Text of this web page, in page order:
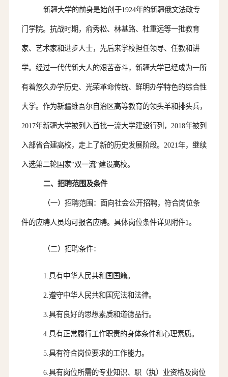
新疆大学的前身是始创于1924年的新疆俄文法政专
门学院。抗战时期，俞秀松、林基路、杜重远等一批教育
家、艺术家和进步人士，先后来学校担任领导、任教和讲
学。经过一代代新大人的艰苦奋斗，新疆大学已经成为一所
有着悠久办学历史、光荣革命传统、鲜明办学特色的综合性
大学。作为新疆维吾尔自治区高等教育的领头羊和排头兵，
2017年新疆大学被列入首批一流大学建设行列，2018年被列
入部省合建高校，走上了新的历史发展阶段。2021年，继续
入选第二轮国家“双一流”建设高校。
二、招聘范围及条件
（一） 招聘范围： 面向社会公开招聘，符合岗位条
件的应聘人员均可报名应聘。 具体岗位条件详见附件1。
（二）招聘条件：
1.具有中华人民共和国国籍。
2.遵守中华人民共和国宪法和法律。
3.具有良好的思想素质和道德品行。
4.具有正常履行工作职责的身体条件和心理素质。
5.具有符合岗位要求的工作能力。
6.具有岗位所需的专业知识、职（执）业资格及岗位